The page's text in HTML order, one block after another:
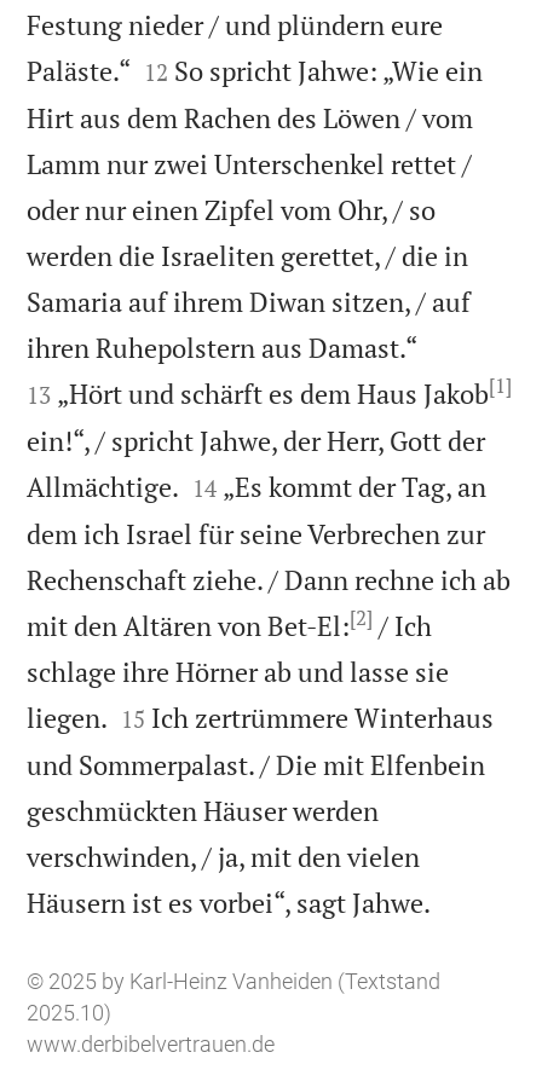
Festung nieder / und plündern eure
Paläste.“ 

12 So spricht Jahwe: „Wie ein
Hirt aus dem Rachen des Löwen / vom
Lamm nur zwei Unterschenkel rettet /
oder nur einen Zipfel vom Ohr, / so
werden die Israeliten gerettet, / die in
Samaria auf ihrem Diwan sitzen, / auf
ihren Ruhepolstern aus Damast.“
13 „Hört und schärft es dem Haus Jakob[1]
ein!“, / spricht Jahwe, der Herr, Gott der
Allmächtige. 

14 „Es kommt der Tag, an
dem ich Israel für seine Verbrechen zur
Rechenschaft ziehe. / Dann rechne ich ab
mit den Altären von Bet-El:[2] / Ich
schlage ihre Hörner ab und lasse sie
liegen. 

15 Ich zertrümmere Winterhaus
und Sommerpalast. / Die mit Elfenbein
geschmückten Häuser werden
verschwinden, / ja, mit den vielen
Häusern ist es vorbei“, sagt Jahwe.
© 2025 by Karl-Heinz Vanheiden (Textstand
2025.10)
www.derbibelvertrauen.de